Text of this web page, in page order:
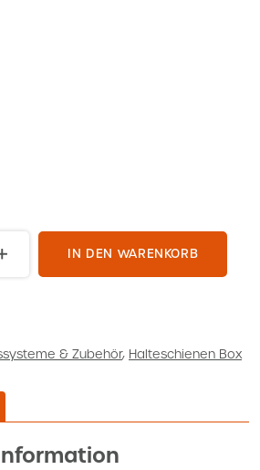
IN DEN WARENKORB
& Zubehör, Halteschienen Box